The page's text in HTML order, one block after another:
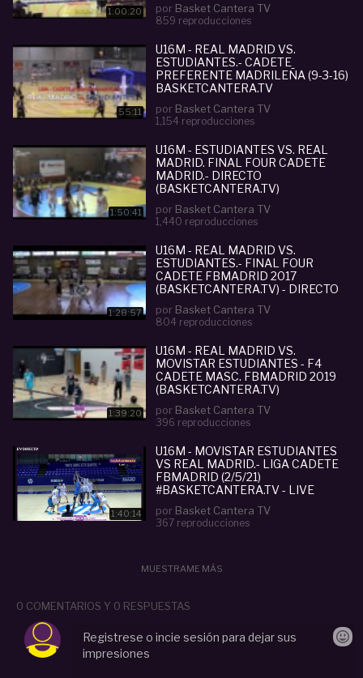
1:00:20 por Basket Cantera TV
859 reproducciones
55:11
U16M - REAL MADRID VS.
ESTUDIANTES.- CADETE
PREFERENTE MADRILEÑA (9-3-16)
BASKETCANTERA.TV
por Basket Cantera TV
1,154 reproducciones
1:50:41
U16M - ESTUDIANTES VS. REAL
MADRID. FINAL FOUR CADETE
MADRID.- DIRECTO
(BASKETCANTERA.TV)
por Basket Cantera TV
1,440 reproducciones
1:28:57
U16M - REAL MADRID VS.
ESTUDIANTES.- FINAL FOUR
CADETE FBMADRID 2017
(BASKETCANTERA.TV) - DIRECTO
por Basket Cantera TV
804 reproducciones
1:39:20
U16M - REAL MADRID VS.
MOVISTAR ESTUDIANTES - F4
CADETE MASC. FBMADRID 2019
(BASKETCANTERA.TV)
por Basket Cantera TV
396 reproducciones
1:40:14
U16M - MOVISTAR ESTUDIANTES
VS REAL MADRID.- LIGA CADETE
FBMADRID (2/5/21)
#BASKETCANTERA.TV - LIVE
por Basket Cantera TV
367 reproducciones
MUESTRAME MÁS
0 COMENTARIOS Y 0 RESPUESTAS